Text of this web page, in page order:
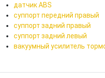
датчик ABS
суппорт передний правый
суппорт задний правый
суппорт задний левый
вакуумный усилитель